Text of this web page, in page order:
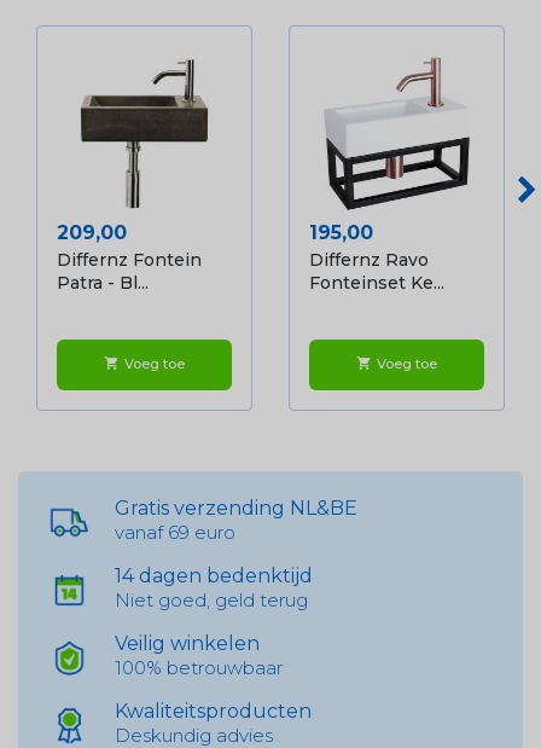
Prijs
209,00
Differnz Fontein
Patra - Bl...
shopping_cart Voeg toe
Prijs
195,00
Differnz Ravo
Fonteinset Ke...
shopping_cart Voeg toe
Gratis verzending NL&BE
vanaf 69 euro
14 dagen bedenktijd
Niet goed, geld terug
Veilig winkelen
100% betrouwbaar
Kwaliteitsproducten
Deskundig advies